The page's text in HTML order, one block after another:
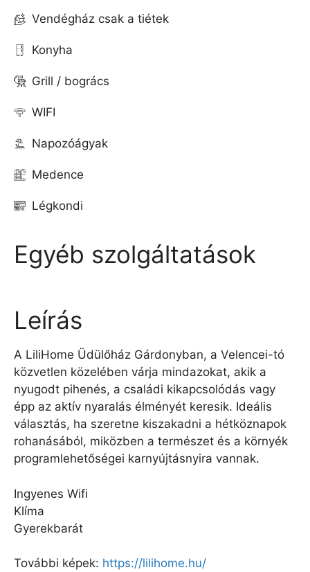
Vendégház csak a tiétek
Konyha
Grill / bogrács
WIFI
Napozóágyak
Medence
Légkondi
Egyéb szolgáltatások
Leírás
A LiliHome Üdülőház Gárdonyban, a Velencei-tó
közvetlen közelében várja mindazokat, akik a
nyugodt pihenés, a családi kikapcsolódás vagy
épp az aktív nyaralás élményét keresik. Ideális
választás, ha szeretne kiszakadni a hétköznapok
rohanásából, miközben a természet és a környék
programlehetőségei karnyújtásnyira vannak.
Ingyenes Wifi
Klíma
Gyerekbarát
További képek: https://lilihome.hu/